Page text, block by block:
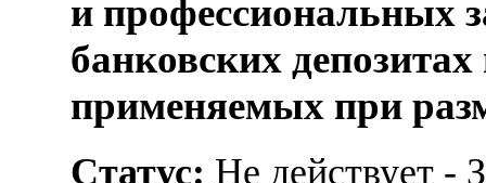
и профессиональных
банковских
применяемых при
Статус: Не действует -